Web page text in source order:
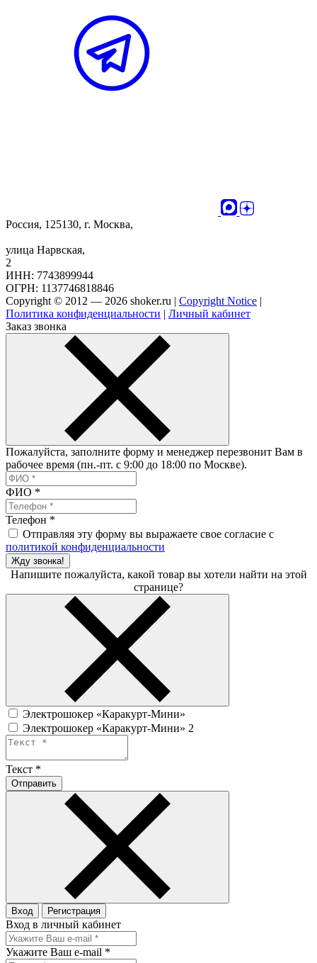
Россия, 125130, г. Москва,
улица Нарвская,
2
ИНН: 7743899944
ОГРН: 1137746818846
Copyright © 2012 — 2026 shoker.ru | Copyright Notice |
Политика конфиденциальности | Личный кабинет
Заказ звонка
Пожалуйста, заполните форму и менеджер перезвонит Вам в
рабочее время (пн.-пт. с 9:00 до 18:00 по Москве).
ФИО *
Телефон *
Отправляя эту форму вы выражаете свое согласие с
политикой конфиденциальности
Жду звонка!
Напишите пожалуйста, какой товар вы хотели найти на этой
странице?
Электрошокер «Каракурт-Мини»
Электрошокер «Каракурт-Мини» 2
Текст *
Отправить
Вход Регистрация
Вход в личный кабинет
Укажите Ваш e-mail *